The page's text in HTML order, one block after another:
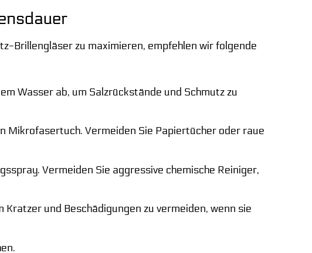
Brillengläser zu maximieren, empfehlen wir folgende
Wasser ab, um Salzrückstände und Schmutz zu
Mikrofasertuch. Vermeiden Sie Papiertücher oder raue
Vermeiden Sie aggressive chemische Reiniger,
und Beschädigungen zu vermeiden, wenn sie